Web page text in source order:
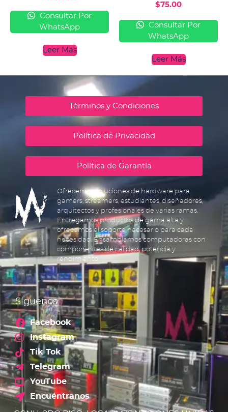
Consultar Por
WhatsApp
Leer Más
$75.00
Consultar Por
WhatsApp
Leer Más
Términos y Condiciones
Política de Privacidad
Política de Garantía
Ofrecemos soluciones de hardware para
gamers, streamers, estudiantes, diseñadores,
arquitectos y profesionales de varias ramas.
Entregamos productos de gama alta y
ofrecemos el soporte necesario para cada
necesidad. Ensamblamos computadoras con
componentes de calidad, potencia y
rendimiento.
Síguenos
Facebook
Instagram
Tik Tok
Telegram
YouTube
Encuéntranos